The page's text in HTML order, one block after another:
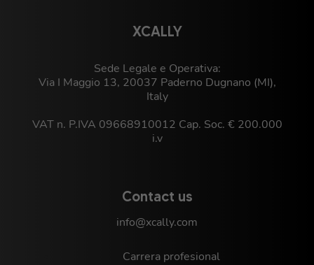
XCALLY
Sede Legale e Operativa:
Via I Maggio 13, 20037 Paderno Dugnano (MI),
Italy
VAT n. P.IVA 09668910012 Cap. Soc. € 200.000
i.v
Contact us
info@xcally.com
Carrera profesional